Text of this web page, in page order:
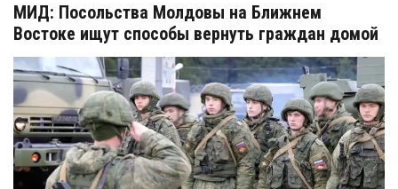
МИД: Посольства Молдовы на Ближнем
Востоке ищут способы вернуть граждан домой